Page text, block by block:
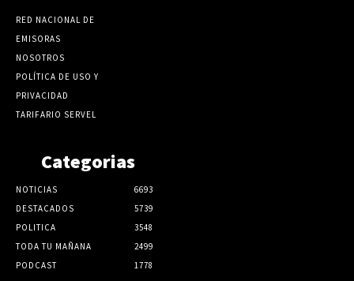
RED NACIONAL DE
EMISORAS
NOSOTROS
POLÍTICA DE USO Y
PRIVACIDAD
TARIFARIO SERVEL
Categorias
NOTICIAS
6693
DESTACADOS
5739
POLITICA
3548
TODA TU MAÑANA
2499
PODCAST
1778